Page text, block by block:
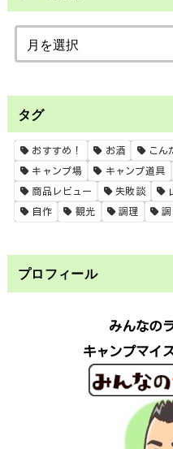
タグ
おすすめ！ お酒 こん
キャンプ場 キャンプ道具
商品レビュー 失敗談
自作 観光 調理
プロフィール
みんなの
キャンプマイ